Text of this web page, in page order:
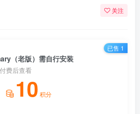
关注
（老版）需自行安装
费后查看
10 积分
已售 1